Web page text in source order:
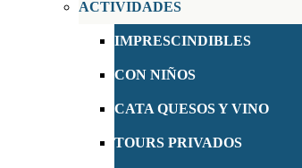
ACTIVIDADES
IMPRESCINDIBLES
CON NIÑOS
CATA QUESOS Y VINO
TOURS PRIVADOS